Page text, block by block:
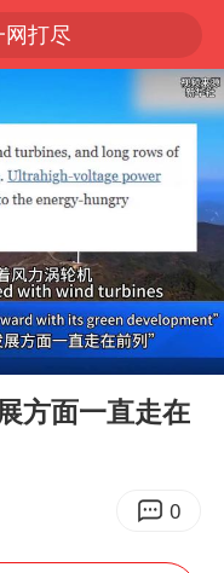
打尽
03:23
方面一直走在
0